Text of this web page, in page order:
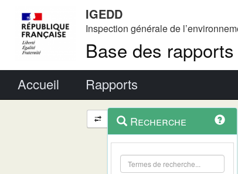
IGEDD
Inspection générale de
Base des
Accueil Rapports
Navigation
et
outils
contextuel
Recherche